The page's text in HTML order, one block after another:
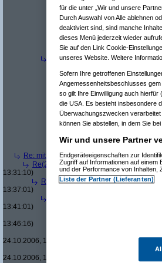
Re(3): Bledsinn...( Westam
Re(5): Bledsinn...(Westam
Re(6): Bledsinn...(
Re(7): Bledsinn... (West
Re(8): Bledsinn...(
Re(9): Bledsinn...
Re(9): Bledsinn...
Re(10):
Re(7): Bledsinn...(
Re: mit 100/110 auf der überholspur auf
Re(2): mit 100/110 auf der überholspur
13:31:10)
Re(3): mit 100/110 auf der
13:37:01)
13:41:01)
Re(5): mit 100/110 auf der
13:46:16)
24.10.2006, 13:48:59)
Re(7): mit 100/110 auf
24.10.2006, 14:50:17)
für die unter „Wir und unsere
Durch Auswahl von Alle ablehnen
deaktiviert sind, sind manche
dieses Menü jederzeit wieder
Sie auf den Link Cookie-
unseres Website. Weitere
Sofern Ihre getroffenen
Angemessenheitsbeschlusses
so gilt Ihre Einwilligung auch
die USA. Es besteht insbesondere
Überwachungszwecken
können Sie abstellen, in dem Sie
Wir und unsere Partner
Endgeräteeigenschaften zur
Zugriff auf Informationen auf einem
und der Performance von Inhalten,
Liste der Partner (Lieferanten)